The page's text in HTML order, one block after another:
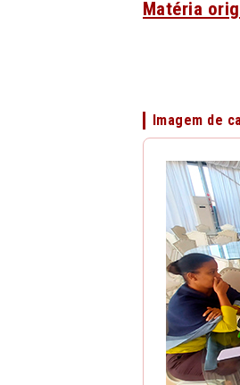
Matéria
Imagem de